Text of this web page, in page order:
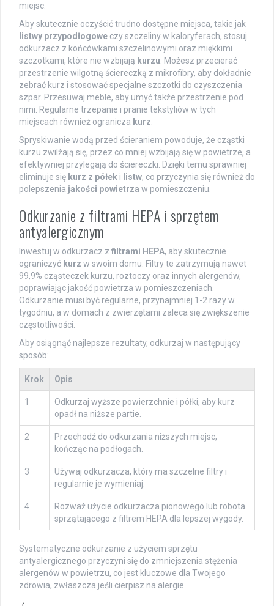
miejsc.
Aby skutecznie oczyścić trudno dostępne miejsca, takie jak
listwy przypodłogowe czy szczeliny w kaloryferach, stosuj
odkurzacz z końcówkami szczelinowymi oraz miękkimi
szczotkami, które nie wzbijają kurzu. Możesz przecierać
przestrzenie wilgotną ściereczką z mikrofibry, aby dokładnie
zebrać kurz i stosować specjalne szczotki do czyszczenia
szpar. Przesuwaj meble, aby umyć także przestrzenie pod
nimi. Regularne trzepanie i pranie tekstyliów w tych
miejscach również ogranicza kurz.
Spryskiwanie wodą przed ścieraniem powoduje, że cząstki
kurzu zwilżają się, przez co mniej wzbijają się w powietrze, a
efektywniej przylegają do ściereczki. Dzięki temu sprawniej
eliminuje się kurz z półek i listw, co przyczynia się również do
polepszenia jakości powietrza w pomieszczeniu.
Odkurzanie z filtrami HEPA i sprzętem
antyalergicznym
Inwestuj w odkurzacz z filtrami HEPA, aby skutecznie
ograniczyć kurz w swoim domu. Filtry te zatrzymują nawet
99,9% cząsteczek kurzu, roztoczy oraz innych alergenów,
poprawiając jakość powietrza w pomieszczeniach.
Odkurzanie musi być regularne, przynajmniej 1-2 razy w
tygodniu, a w domach z zwierzętami zaleca się zwiększenie
częstotliwości.
Aby osiągnąć najlepsze rezultaty, odkurzaj w następujący
sposób:
Krok Opis
1
Odkurzaj wyższe powierzchnie i półki, aby kurz
opadł na niższe partie.
2
Przechodź do odkurzania niższych miejsc,
kończąc na podłogach.
3
Używaj odkurzacza, który ma szczelne filtry i
regularnie je wymieniaj.
4
Rozważ użycie odkurzacza pionowego lub robota
sprzątającego z filtrem HEPA dla lepszej wygody.
Systematyczne odkurzanie z użyciem sprzętu
antyalergicznego przyczyni się do zmniejszenia stężenia
alergenów w powietrzu, co jest kluczowe dla Twojego
zdrowia, zwłaszcza jeśli cierpisz na alergie.